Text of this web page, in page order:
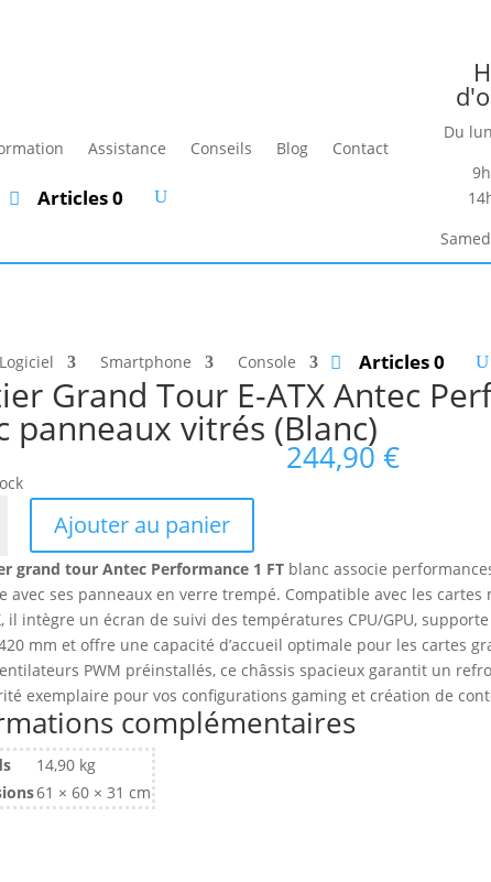
Assistance Conseils Blog Contact
Articles 0
Du
Logiciel Smartphone Console Articles 0
Grand Tour E-ATX Antec
panneaux vitrés (Blanc)
244,90 €
Ajouter au panier
grand tour Antec Performance 1 FT blanc associe
avec ses panneaux en verre trempé. Compatible avec les cartes
il intègre un écran de suivi des températures CPU/GPU,
mm et offre une capacité d’accueil optimale pour les cartes
PWM préinstallés, ce châssis spacieux garantit un
exemplaire pour vos configurations gaming et création de
complémentaires
14,90 kg
61 × 60 × 31 cm